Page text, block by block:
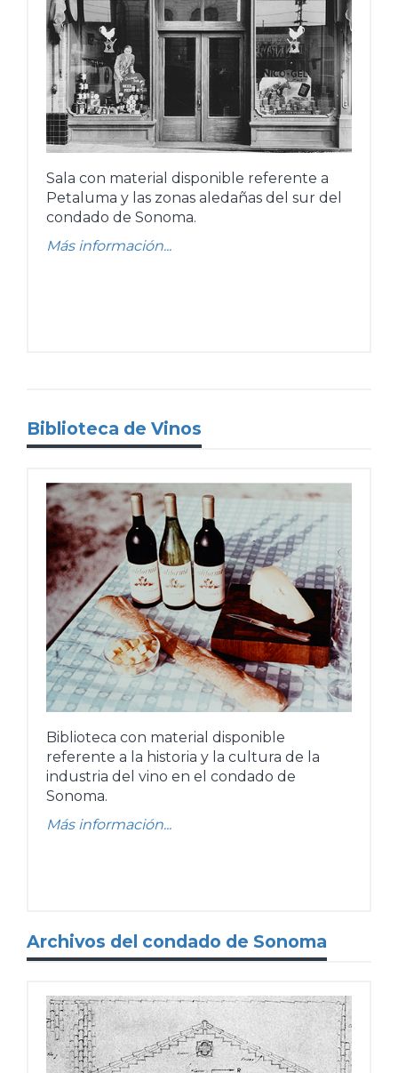
Sala con material disponible referente a
Petaluma y las zonas aledañas del sur del
condado de Sonoma.
Más información...
Biblioteca de Vinos
Biblioteca con material disponible
referente a la historia y la cultura de la
industria del vino en el condado de
Sonoma.
Más información...
Archivos del condado de Sonoma